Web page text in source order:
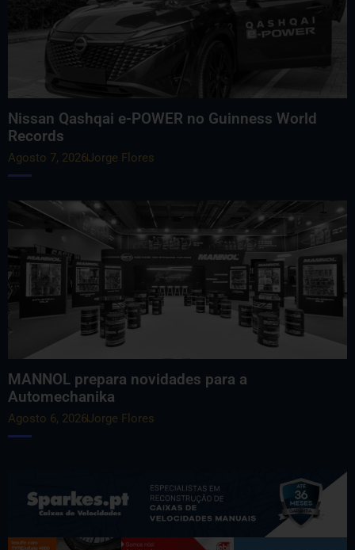
Nissan Qashqai e-POWER no Guinness World
Records
Agosto 7, 2026Jorge Flores
MANNOL prepara novidades para a
Automechanika
Agosto 6, 2026Jorge Flores